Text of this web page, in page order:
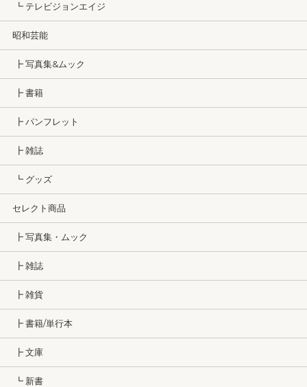
┗ テレビジョンエイジ
昭和芸能
┣ 写真集&ムック
┣ 書籍
┣ パンフレット
┣ 雑誌
┗ グッズ
セレクト商品
┣ 写真集・ムック
┣ 雑誌
┣ 雑貨
┣ 書籍/単行本
┣ 文庫
┗ 新書